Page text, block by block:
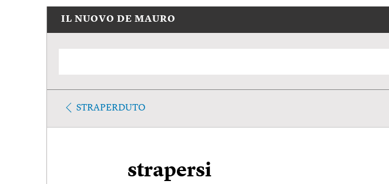
IL NUOVO DE MAURO
STRAPERDUTO
strapersi